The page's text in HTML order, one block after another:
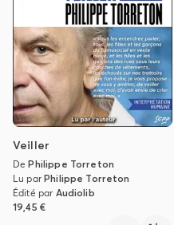
Veiller
DePhilippe Torreton
Lu parPhilippe Torreton
Édité par Audiolib
19,45 €